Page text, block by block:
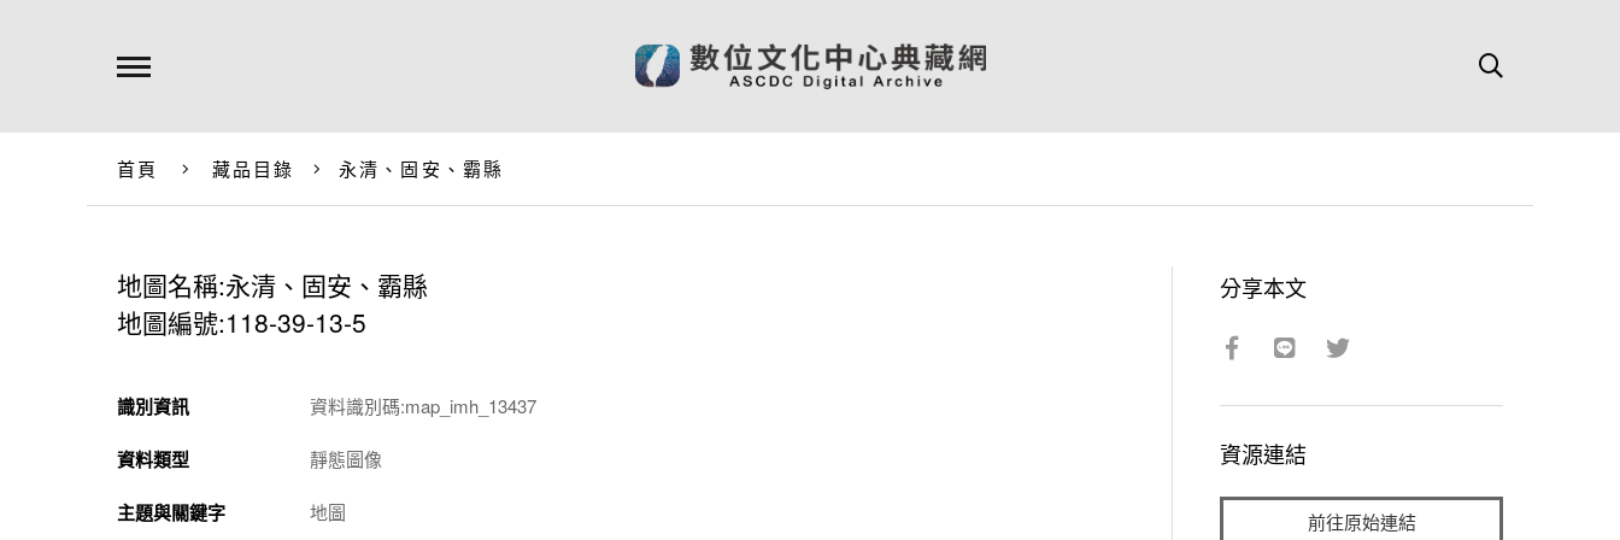
首頁 藏品目錄 永清、固安、霸縣
地圖名稱:永清、固安、霸縣
地圖編號:118-39-13-5
識別資訊 資料識別碼:map_imh_13437
資料類型 靜態圖像
主題與關鍵字 地圖
分享本文
資源連結
前往原始連結